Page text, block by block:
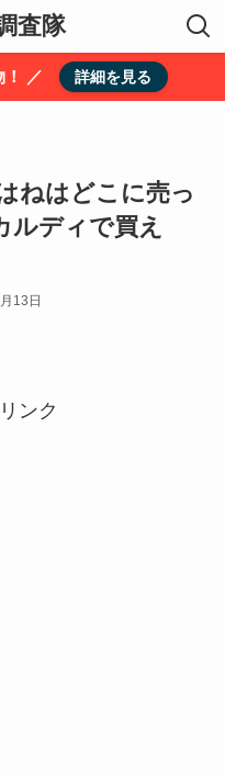
査隊
！ ／ 詳細を見る
ねはどこに売っ
ルディで買え
13日
ンク